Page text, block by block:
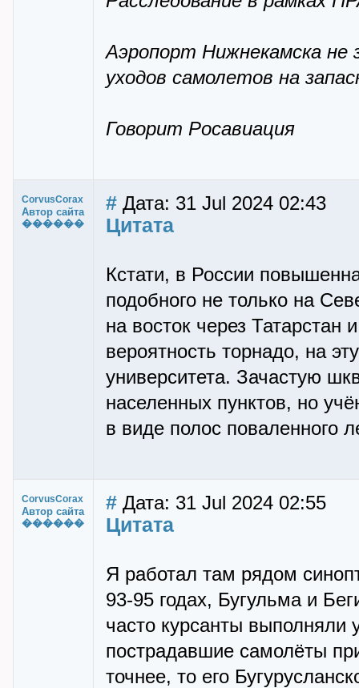
Аэропорт Нижнекамска
уходов самолетов на
Говорит Росавиация
CorvusCorax
Автор сайта
������
# Дата: 31 Jul 2024 02:43
Цитата
Кстати, в России
подобного не только на
на восток через
вероятность торнадо, на
университета. Зачастую
населенных пунктов, но
в виде полос поваленного
CorvusCorax
Автор сайта
������
# Дата: 31 Jul 2024 02:55
Цитата
Я работал там рядом
93-95 годах, Бугульма и
часто курсанты выполняли
пострадавшие самолёты
точнее, то его